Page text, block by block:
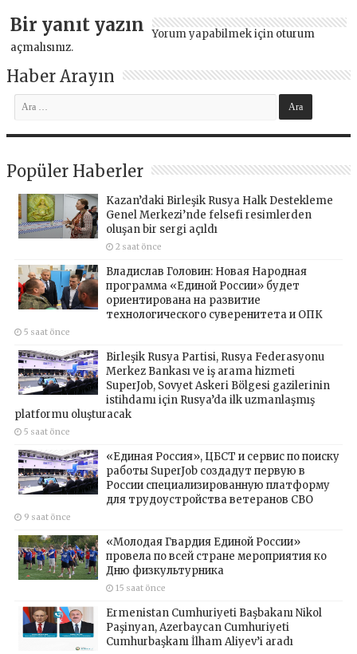
Bir yanıt yazın Yorum yapabilmek için oturum
açmalısınız.
Haber Arayın
Popüler Haberler
Kazan’daki Birleşik Rusya Halk Destekleme
Genel Merkezi’nde felsefi resimlerden
oluşan bir sergi açıldı
2 saat önce
Владислав Головин: Новая Народная
программа «Единой России» будет
ориентирована на развитие
технологического суверенитета и ОПК
5 saat önce
Birleşik Rusya Partisi, Rusya Federasyonu
Merkez Bankası ve iş arama hizmeti
SuperJob, Sovyet Askeri Bölgesi gazilerinin
istihdamı için Rusya’da ilk uzmanlaşmış
platformu oluşturacak
5 saat önce
«Единая Россия», ЦБСТ и сервис по поиску
работы SuperJob создадут первую в
России специализированную платформу
для трудоустройства ветеранов СВО
9 saat önce
«Молодая Гвардия Единой России»
провела по всей стране мероприятия ко
Дню физкультурника
15 saat önce
Ermenistan Cumhuriyeti Başbakanı Nikol
Paşinyan, Azerbaycan Cumhuriyeti
Cumhurbaşkanı İlham Aliyev’i aradı